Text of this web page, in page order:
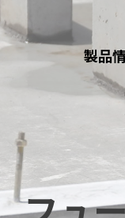
製品